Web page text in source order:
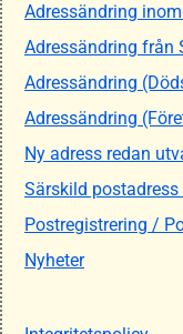
Adressändring
Adressändring från
Adressändring
Adressändring
Ny adress redan
Särskild
Postregistrering /
Nyheter